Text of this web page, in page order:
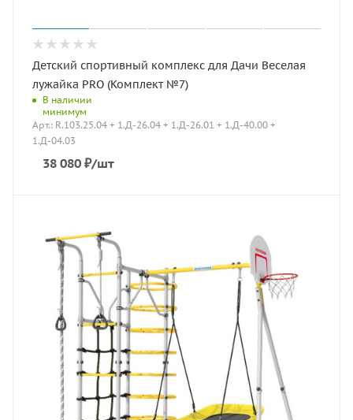
Детский спортивный комплекс для Дачи Веселая
лужайка PRO (Комплект №7)
В наличии
минимум
Арт.: R.103.25.04 + 1.Д-26.04 + 1.Д-26.01 + 1.Д-40.00 +
1.Д-04.03
38 080 ₽/шт